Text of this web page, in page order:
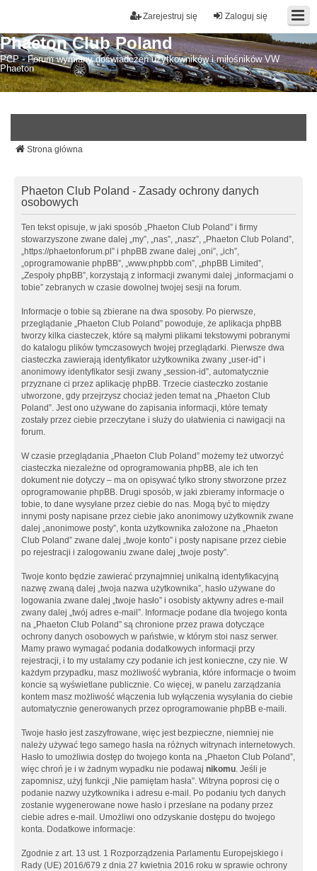
Zaloguj się
Zarejestruj się
Phaeton Club Poland
PCP - Forum wymiany doświadczeń użytkowników i miłośników VW
Phaeton
Strona główna
Phaeton Club Poland - Zasady ochrony danych
osobowych
Ten tekst opisuje, w jaki sposób „Phaeton Club Poland” i firmy
stowarzyszone zwane dalej „my”, „nas”, „nasz”, „Phaeton Club Poland”,
„https://phaetonforum.pl” i phpBB zwane dalej „oni”, „ich”,
„oprogramowanie phpBB”, „www.phpbb.com”, „phpBB Limited”,
„Zespoły phpBB”, korzystają z informacji zwanymi dalej „informacjami o
tobie” zebranych w czasie dowolnej twojej sesji na forum.
Informacje o tobie są zbierane na dwa sposoby. Po pierwsze,
przeglądanie „Phaeton Club Poland” powoduje, że aplikacja phpBB
tworzy kilka ciasteczek, które są małymi plikami tekstowymi pobranymi
do katalogu plików tymczasowych twojej przeglądarki. Pierwsze dwa
ciasteczka zawierają identyfikator użytkownika zwany „user-id” i
anonimowy identyfikator sesji zwany „session-id”, automatycznie
przyznane ci przez aplikację phpBB. Trzecie ciasteczko zostanie
utworzone, gdy przejrzysz chociaż jeden temat na „Phaeton Club
Poland”. Jest ono używane do zapisania informacji, które tematy
zostały przez ciebie przeczytane i służy do ułatwienia ci nawigacji na
forum.
W czasie przeglądania „Phaeton Club Poland” możemy też utworzyć
ciasteczka niezależne od oprogramowania phpBB, ale ich ten
dokument nie dotyczy – ma on opisywać tylko strony stworzone przez
oprogramowanie phpBB. Drugi sposób, w jaki zbieramy informacje o
tobie, to dane wysyłane przez ciebie do nas. Mogą być to między
innymi posty napisane przez ciebie jako anonimowy użytkownik zwane
dalej „anonimowe posty”, konta użytkownika założone na „Phaeton
Club Poland” zwane dalej „twoje konto” i posty napisane przez ciebie
po rejestracji i zalogowaniu zwane dalej „twoje posty”.
Twoje konto będzie zawierać przynajmniej unikalną identyfikacyjną
nazwę zwaną dalej „twoja nazwa użytkownika”, hasło używane do
logowania zwane dalej „twoje hasło” i osobisty aktywny adres e-mail
zwany dalej „twój adres e-mail”. Informacje podane dla twojego konta
na „Phaeton Club Poland” są chronione przez prawa dotyczące
ochrony danych osobowych w państwie, w którym stoi nasz serwer.
Mamy prawo wymagać podania dodatkowych informacji przy
rejestracji, i to my ustalamy czy podanie ich jest konieczne, czy nie. W
każdym przypadku, masz możliwość wybrania, które informacje o twoim
koncie są wyświetlane publicznie. Co więcej, w panelu zarządzania
kontem masz możliwość włączenia lub wyłączenia wysyłania do ciebie
automatycznie generowanych przez oprogramowanie phpBB e-maili.
Twoje hasło jest zaszyfrowane, więc jest bezpieczne, niemniej nie
należy używać tego samego hasła na różnych witrynach internetowych.
Hasło to umożliwia dostęp do twojego konta na „Phaeton Club Poland”,
więc chroń je i w żadnym wypadku nie podawaj nikomu. Jeśli je
zapomnisz, użyj funkcji „Nie pamiętam hasła”. Witryna poprosi cię o
podanie nazwy użytkownika i adresu e-mail. Po podaniu tych danych
zostanie wygenerowane nowe hasło i przesłane na podany przez
ciebie adres e-mail. Umożliwi ono odzyskanie dostępu do twojego
konta. Dodatkowe informacje:
Zgodnie z art. 13 ust. 1 Rozporządzenia Parlamentu Europejskiego i
Rady (UE) 2016/679 z dnia 27 kwietnia 2016 roku w sprawie ochrony